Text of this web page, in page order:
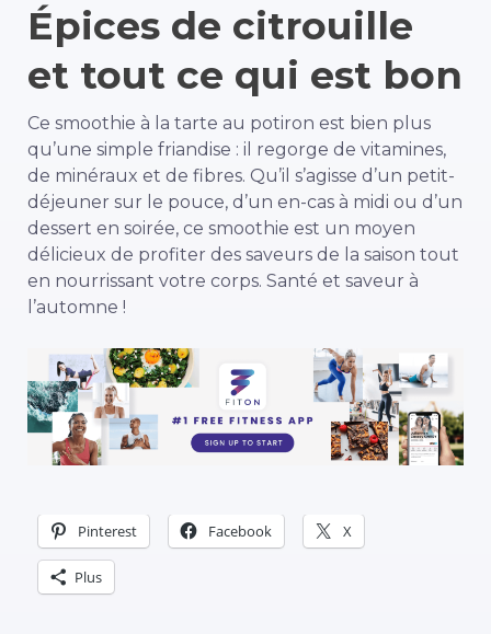
Épices de citrouille
et tout ce qui est bon
Ce smoothie à la tarte au potiron est bien plus
qu’une simple friandise : il regorge de vitamines,
de minéraux et de fibres. Qu’il s’agisse d’un petit-
déjeuner sur le pouce, d’un en-cas à midi ou d’un
dessert en soirée, ce smoothie est un moyen
délicieux de profiter des saveurs de la saison tout
en nourrissant votre corps. Santé et saveur à
l’automne !
Pinterest Facebook X
Plus